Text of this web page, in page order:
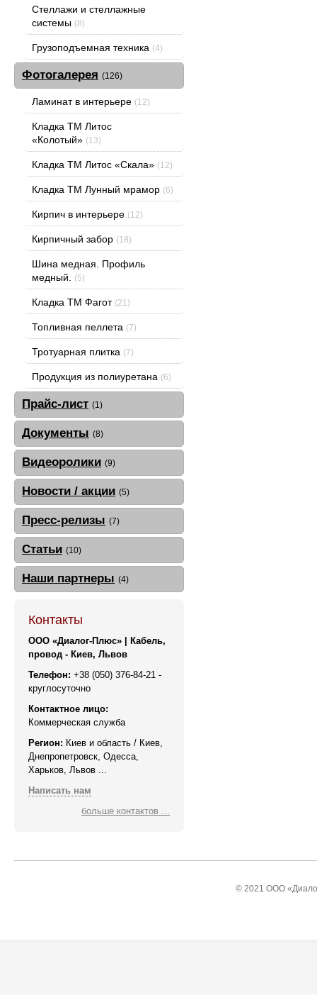
Стеллажи и стеллажные
системы (8)
Грузоподъемная техника (4)
Фотогалерея (126)
Ламинат в интерьере (12)
Кладка ТМ Литос
«Колотый» (13)
Кладка ТМ Литос «Скала» (12)
Кладка ТМ Лунный мрамор (6)
Кирпич в интерьере (12)
Кирпичный забор (18)
Шина медная. Профиль
медный.
(5)
Кладка ТМ Фагот (21)
Топливная пеллета (7)
Тротуарная плитка (7)
Продукция из полиуретана (6)
Прайс-лист (1)
Документы (8)
Видеоролики (9)
Новости / акции (5)
Пресс-релизы (7)
Статьи (10)
Наши партнеры (4)
Контакты
ООО «Диалог-Плюс» | Кабель,
провод - Киев, Львов
Телефон: +38 (050) 376-84-21 -
круглосуточно
Контактное лицо:
Коммерческая служба
Регион: Киев и область / Киев,
Днепропетровск, Одесса,
Харьков, Львов ...
Написать нам
больше контактов ...
© 2021 ООО